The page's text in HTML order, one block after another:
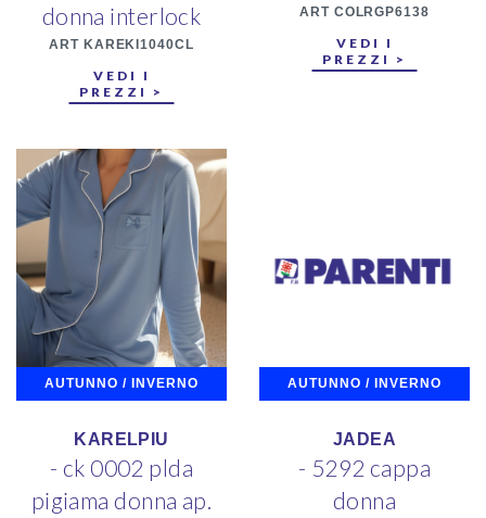
donna interlock
ART KAREKI1040CL
VEDI I
PREZZI >
ART COLRGP6138
VEDI I
PREZZI >
AUTUNNO / INVERNO
KARELPIU
- ck 0002 plda
pigiama donna ap.
AUTUNNO / INVERNO
JADEA
- 5292 cappa
donna